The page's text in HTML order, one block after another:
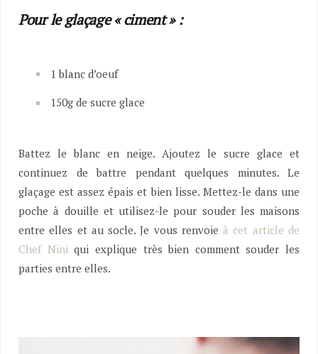
Pour le glaçage « ciment » :
1 blanc d’oeuf
150g de sucre glace
Battez le blanc en neige. Ajoutez le sucre glace et
continuez de battre pendant quelques minutes. Le
glaçage est assez épais et bien lisse. Mettez-le dans une
poche à douille et utilisez-le pour souder les maisons
entre elles et au socle. Je vous renvoie à cet article de
Chef Niniqui explique très bien comment souder les
parties entre elles.